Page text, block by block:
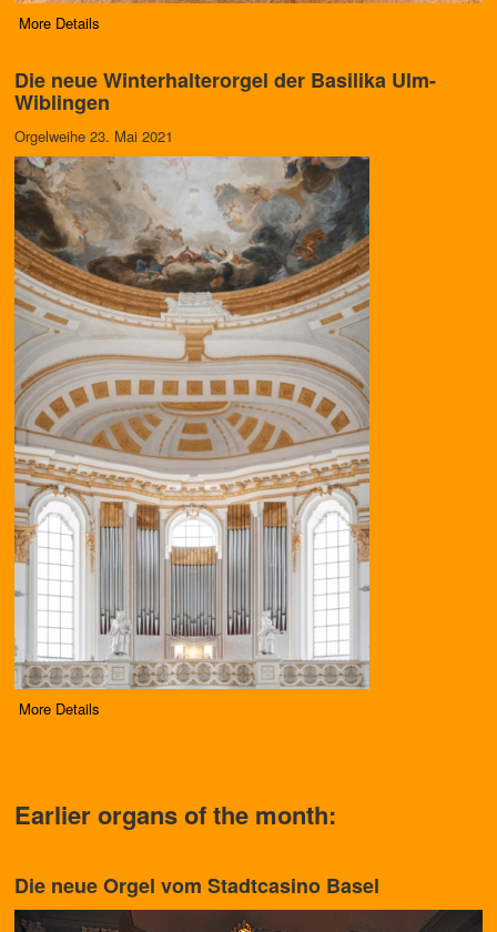
More Details
Die neue Winterhalterorgel der Basilika Ulm-
Wiblingen
Orgelweihe 23. Mai 2021
More Details
Earlier organs of the month:
Die neue Orgel vom Stadtcasino Basel